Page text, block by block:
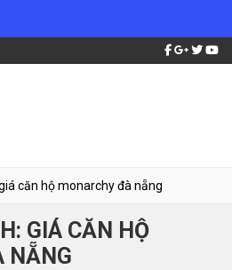
căn hộ monarchy đà nẵng
GIÁ CĂN HỘ
NẴNG